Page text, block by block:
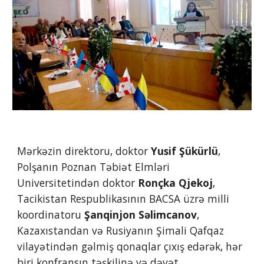
Mərkəzin direktoru, doktor Yusif Şükürlü,
Polşanın Poznan Təbiət Elmləri
Universitetindən doktor Ronçka Qjekoj,
Tacikistan Respublikasının BACSA üzrə milli
koordinatoru Şanqinjon Səlimcanov,
Kazaxıstandan və Rusiyanın Şimali Qafqaz
vilayətindən gəlmiş qonaqlar çıxış edərək, hər